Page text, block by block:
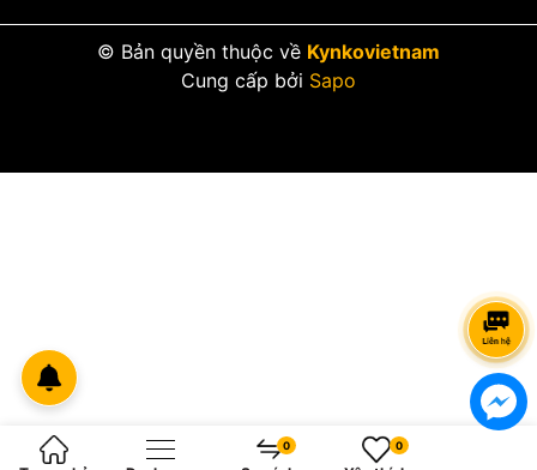
© Bản quyền thuộc về Kynkovietnam
Cung cấp bởi Sapo
0 0